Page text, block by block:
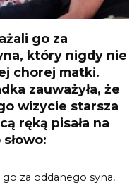
go za
który nigdy nie
chorej matki.
zauważyła, że
wizycie starsza
ręką pisała na
go za oddanego syna,